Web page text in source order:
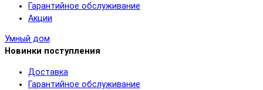
Гарантийное обслуживание
Акции
Умный дом
Новинки поступления
Доставка
Гарантийное обслуживание